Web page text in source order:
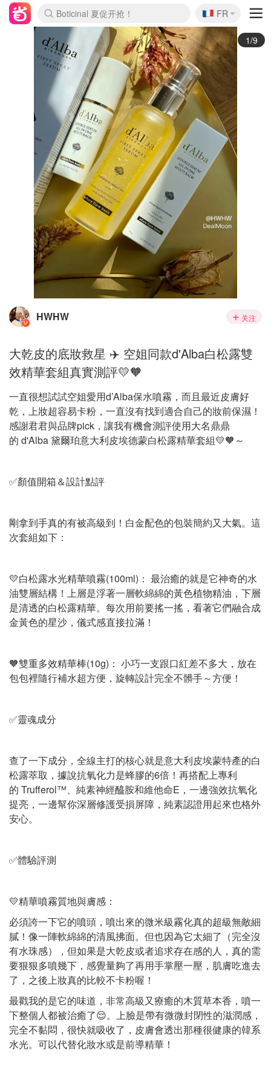
Boticinal 夏促开抢！
4折！lulu周四疯狂上新
还没结束！&OtherStories大促
Joybuy变相75折 随时失效
速领！Stanley独家85折
疑似霸哥！Camper额外叠85折
Zalando 奥莱闪促！每日更新
Moncler反季囤！5折起+叠9折
Coach Brooklyn仅€192
🇫🇷
FR
2/9
HWHW 关注
大乾皮的底妝救星 ✈️ 空姐同款d'Alba白松露雙
效精華套組真實測評💛🧡
一直很想試試空姐愛用d’Alba保水噴霧，而且最近皮膚好
乾，上妝超容易卡粉，一直沒有找到適合自己的妝前保濕！
感謝君君與品牌pick，讓我有機會測評使用大名鼎鼎
的 d'Alba 黛爾珀意大利皮埃德蒙白松露精華套組💛🧡～
✅顏值開箱＆設計點評
剛拿到手真的有被高級到！白金配色的包裝簡約又大氣。這
次套組如下：
💛白松露水光精華噴霧(100ml)： 最治癒的就是它神奇的水
油雙層結構！上層是浮著一層軟綿綿的黃色植物精油，下層
是清透的白松露精華。每次用前要搖一搖，看著它們融合成
金黃色的星沙，儀式感直接拉滿！
🧡雙重多效精華棒(10g)： 小巧一支跟口紅差不多大，放在
包包裡隨行補水超方便，旋轉設計完全不髒手～方便！
✅靈魂成分
查了一下成分，全線主打的核心就是意大利皮埃蒙特產的白
松露萃取，據說抗氧化力是蜂膠的6倍！再搭配上專利
的 Trufferol™、純素神經醯胺和維他命E，一邊強效抗氧化
提亮，一邊幫你深層修護受損屏障，純素認證用起來也格外
安心。
✅體驗評測
💛精華噴霧質地與膚感：
必須誇一下它的噴頭，噴出來的微米級霧化真的超級無敵細
膩！像一陣軟綿綿的清風拂面。但也因為它太細了（完全沒
有水珠感），但如果是大乾皮或者追求存在感的人，真的需
要狠狠多噴幾下，感覺量夠了再用手掌壓一壓，肌膚吃進去
了，之後上妝真的比較不卡粉喔！
最戳我的是它的味道，非常高級又療癒的木質草本香，噴一
下整個人都被治癒了😌。上臉是帶有微微封閉性的滋潤感，
完全不黏悶，很快就吸收了，皮膚會透出那種很健康的韓系
水光。可以代替化妝水或是前導精華！